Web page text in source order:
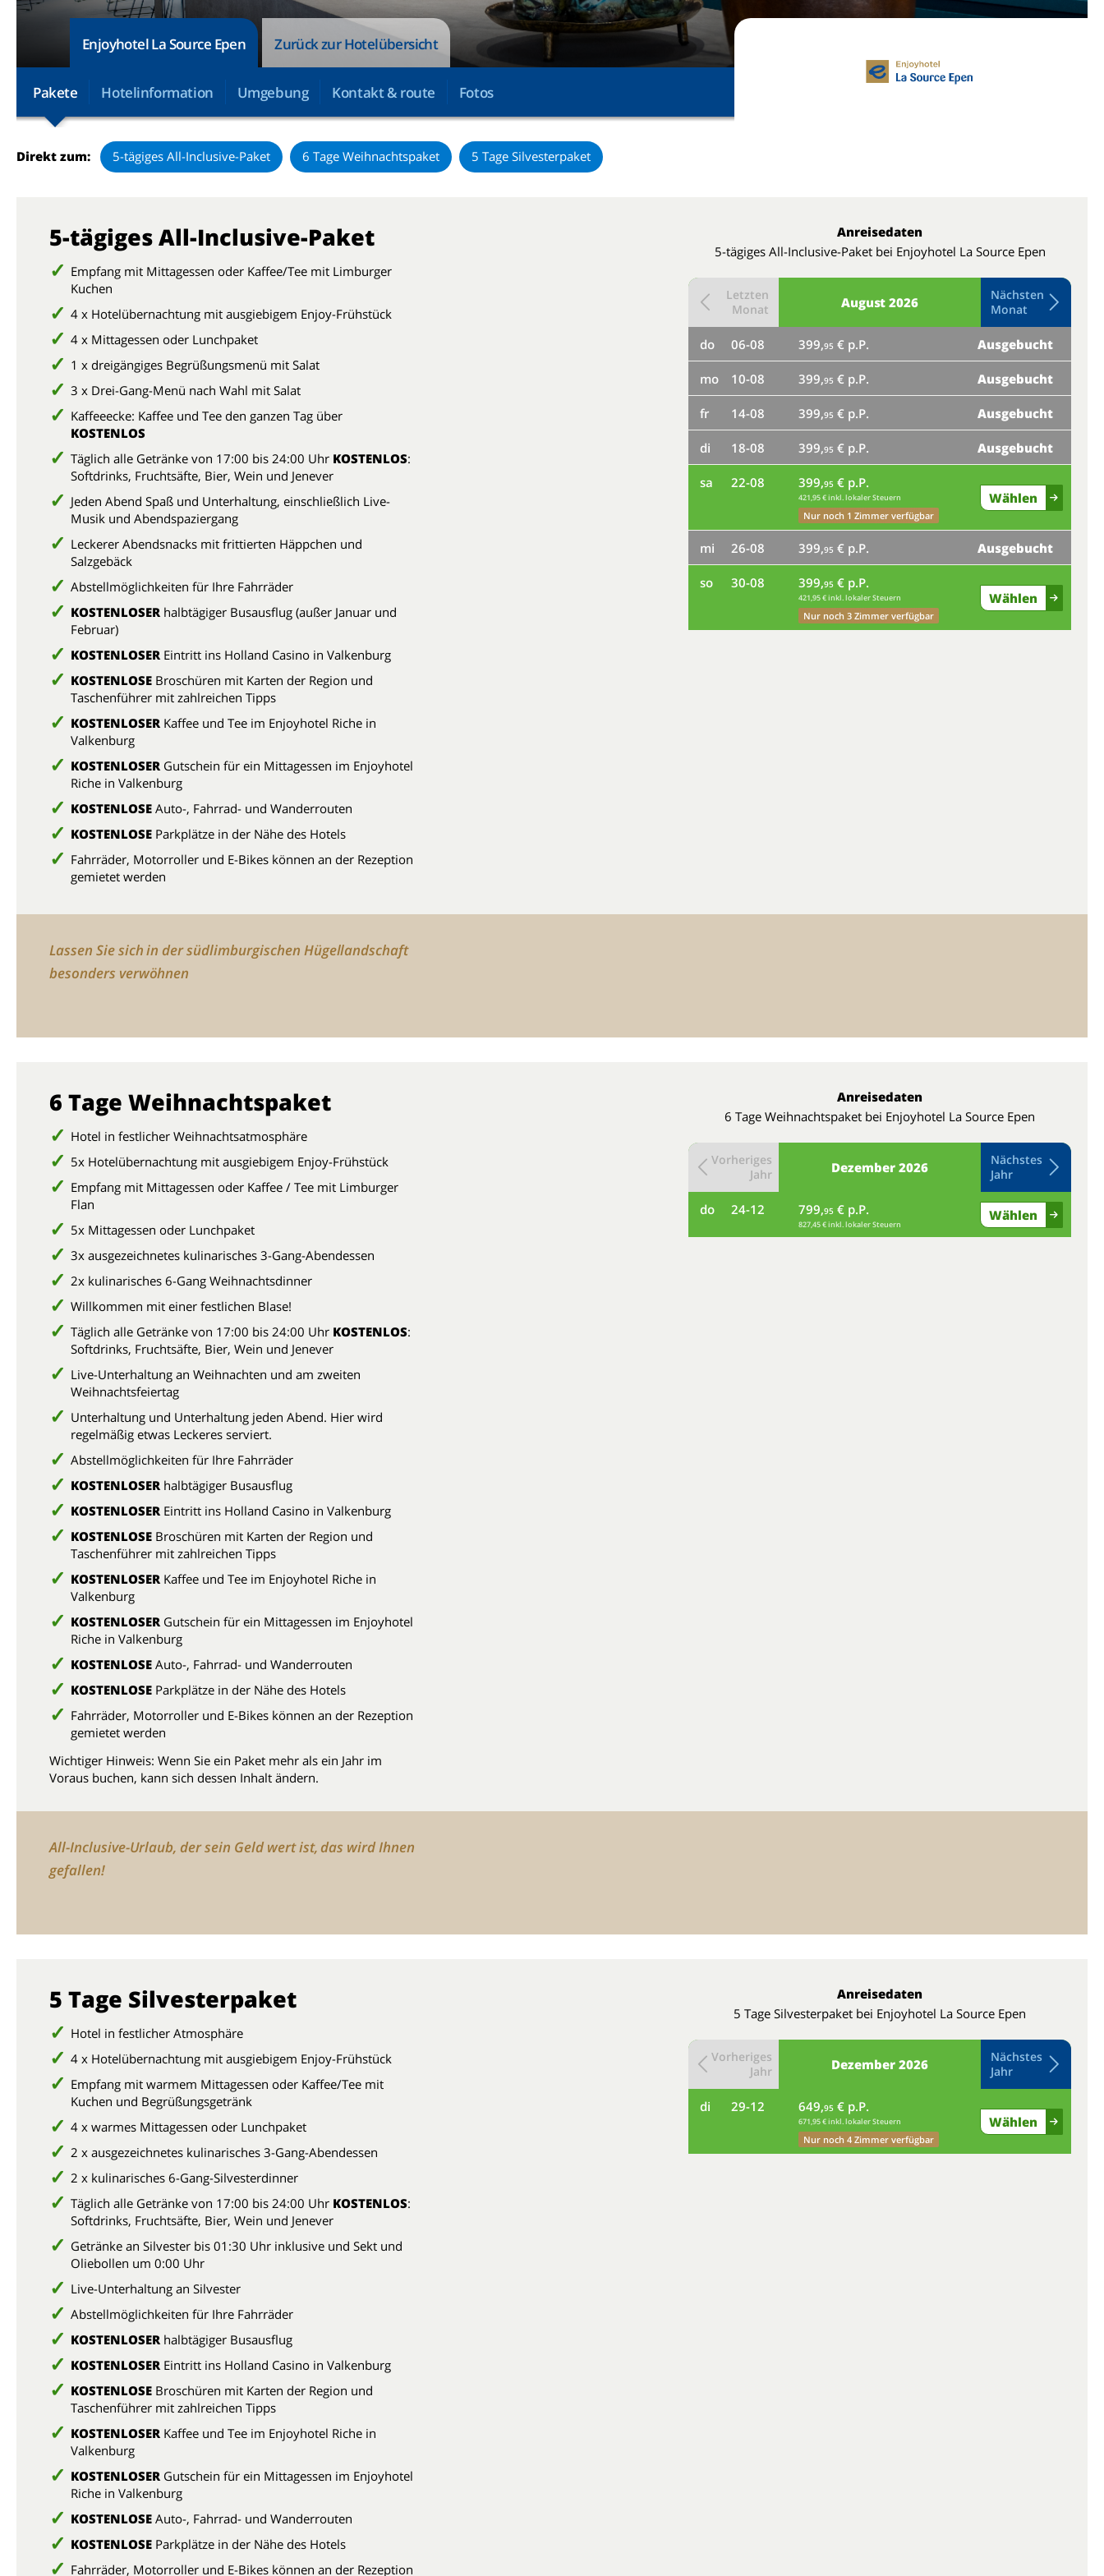
Enjoyhotel La Source Epen Zurück zur Hotelübersicht
Pakete Hotelinformation Umgebung Kontakt & route Fotos
Direkt zum: 5-tägiges All-Inclusive-Paket 6 Tage Weihnachtspaket 5 Tage Silvesterpaket
5-tägiges All-Inclusive-Paket
Empfang mit Mittagessen oder Kaffee/Tee mit Limburger
Kuchen
4 x Hotelübernachtung mit ausgiebigem Enjoy-Frühstück
4 x Mittagessen oder Lunchpaket
1 x dreigängiges Begrüßungsmenü mit Salat
3 x Drei-Gang-Menü nach Wahl mit Salat
Kaffeeecke: Kaffee und Tee den ganzen Tag über
KOSTENLOS
Täglich alle Getränke von 17:00 bis 24:00 Uhr KOSTENLOS:
Softdrinks, Fruchtsäfte, Bier, Wein und Jenever
Jeden Abend Spaß und Unterhaltung, einschließlich Live-
Musik und Abendspaziergang
Leckerer Abendsnacks mit frittierten Häppchen und
Salzgebäck
Abstellmöglichkeiten für Ihre Fahrräder
KOSTENLOSER halbtägiger Busausflug (außer Januar und
Februar)
KOSTENLOSER Eintritt ins Holland Casino in Valkenburg
KOSTENLOSE Broschüren mit Karten der Region und
Taschenführer mit zahlreichen Tipps
KOSTENLOSER Kaffee und Tee im Enjoyhotel Riche in
Valkenburg
KOSTENLOSER Gutschein für ein Mittagessen im Enjoyhotel
Riche in Valkenburg
KOSTENLOSE Auto-, Fahrrad- und Wanderrouten
KOSTENLOSE Parkplätze in der Nähe des Hotels
Fahrräder, Motorroller und E-Bikes können an der Rezeption
gemietet werden
Anreisedaten
5-tägiges All-Inclusive-Paket bei Enjoyhotel La Source Epen
August 2026
Letzten
Monat
Nächsten
Monat
do 06-08 399,95 € p.P. Ausgebucht
mo 10-08 399,95 € p.P. Ausgebucht
fr 14-08 399,95 € p.P. Ausgebucht
di 18-08 399,95 € p.P. Ausgebucht
sa 22-08 399,95 € p.P.
421,95 € inkl. lokaler Steuern
Nur noch 1 Zimmer verfügbar
Wählen
mi 26-08 399,95 € p.P. Ausgebucht
so 30-08 399,95 € p.P.
421,95 € inkl. lokaler Steuern
Nur noch 3 Zimmer verfügbar
Wählen
Lassen Sie sich in der südlimburgischen Hügellandschaft
besonders verwöhnen
6 Tage Weihnachtspaket
Hotel in festlicher Weihnachtsatmosphäre
5x Hotelübernachtung mit ausgiebigem Enjoy-Frühstück
Empfang mit Mittagessen oder Kaffee / Tee mit Limburger
Flan
5x Mittagessen oder Lunchpaket
3x ausgezeichnetes kulinarisches 3-Gang-Abendessen
2x kulinarisches 6-Gang Weihnachtsdinner
Willkommen mit einer festlichen Blase!
Täglich alle Getränke von 17:00 bis 24:00 Uhr KOSTENLOS:
Softdrinks, Fruchtsäfte, Bier, Wein und Jenever
Live-Unterhaltung an Weihnachten und am zweiten
Weihnachtsfeiertag
Unterhaltung und Unterhaltung jeden Abend. Hier wird
regelmäßig etwas Leckeres serviert.
Abstellmöglichkeiten für Ihre Fahrräder
KOSTENLOSER halbtägiger Busausflug
KOSTENLOSER Eintritt ins Holland Casino in Valkenburg
KOSTENLOSE Broschüren mit Karten der Region und
Taschenführer mit zahlreichen Tipps
KOSTENLOSER Kaffee und Tee im Enjoyhotel Riche in
Valkenburg
KOSTENLOSER Gutschein für ein Mittagessen im Enjoyhotel
Riche in Valkenburg
KOSTENLOSE Auto-, Fahrrad- und Wanderrouten
KOSTENLOSE Parkplätze in der Nähe des Hotels
Fahrräder, Motorroller und E-Bikes können an der Rezeption
gemietet werden
Wichtiger Hinweis: Wenn Sie ein Paket mehr als ein Jahr im
Voraus buchen, kann sich dessen Inhalt ändern.
Anreisedaten
6 Tage Weihnachtspaket bei Enjoyhotel La Source Epen
Dezember 2026
Vorheriges
Jahr
Nächstes
Jahr
do 24-12 799,95 € p.P.
827,45 € inkl. lokaler Steuern
Wählen
All-Inclusive-Urlaub, der sein Geld wert ist, das wird Ihnen
gefallen!
5 Tage Silvesterpaket
Hotel in festlicher Atmosphäre
4 x Hotelübernachtung mit ausgiebigem Enjoy-Frühstück
Empfang mit warmem Mittagessen oder Kaffee/Tee mit
Kuchen und Begrüßungsgetränk
4 x warmes Mittagessen oder Lunchpaket
2 x ausgezeichnetes kulinarisches 3-Gang-Abendessen
2 x kulinarisches 6-Gang-Silvesterdinner
Täglich alle Getränke von 17:00 bis 24:00 Uhr KOSTENLOS:
Softdrinks, Fruchtsäfte, Bier, Wein und Jenever
Getränke an Silvester bis 01:30 Uhr inklusive und Sekt und
Oliebollen um 0:00 Uhr
Live-Unterhaltung an Silvester
Abstellmöglichkeiten für Ihre Fahrräder
KOSTENLOSER halbtägiger Busausflug
KOSTENLOSER Eintritt ins Holland Casino in Valkenburg
KOSTENLOSE Broschüren mit Karten der Region und
Taschenführer mit zahlreichen Tipps
KOSTENLOSER Kaffee und Tee im Enjoyhotel Riche in
Valkenburg
KOSTENLOSER Gutschein für ein Mittagessen im Enjoyhotel
Riche in Valkenburg
KOSTENLOSE Auto-, Fahrrad- und Wanderrouten
KOSTENLOSE Parkplätze in der Nähe des Hotels
Fahrräder, Motorroller und E-Bikes können an der Rezeption
Anreisedaten
5 Tage Silvesterpaket bei Enjoyhotel La Source Epen
Dezember 2026
Vorheriges
Jahr
Nächstes
Jahr
di 29-12 649,95 € p.P.
671,95 € inkl. lokaler Steuern
Nur noch 4 Zimmer verfügbar
Wählen